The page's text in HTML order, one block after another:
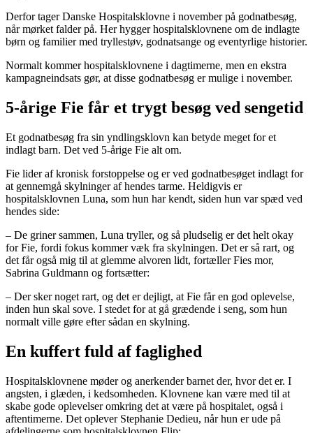
Derfor tager Danske Hospitalsklovne i november på godnatbesøg,
når mørket falder på. Her hygger hospitalsklovnene om de indlagte
børn og familier med tryllestøv, godnatsange og eventyrlige historier.
Normalt kommer hospitalsklovnene i dagtimerne, men en ekstra
kampagneindsats gør, at disse godnatbesøg er mulige i november.
5-årige Fie får et trygt besøg ved sengetid
Et godnatbesøg fra sin yndlingsklovn kan betyde meget for et
indlagt barn. Det ved 5-årige Fie alt om.
Fie lider af kronisk forstoppelse og er ved godnatbesøget indlagt for
at gennemgå skylninger af hendes tarme. Heldigvis er
hospitalsklovnen Luna, som hun har kendt, siden hun var spæd ved
hendes side:
– De griner sammen, Luna tryller, og så pludselig er det helt okay
for Fie, fordi fokus kommer væk fra skylningen. Det er så rart, og
det får også mig til at glemme alvoren lidt, fortæller Fies mor,
Sabrina Guldmann og fortsætter:
– Der sker noget rart, og det er dejligt, at Fie får en god oplevelse,
inden hun skal sove. I stedet for at gå grædende i seng, som hun
normalt ville gøre efter sådan en skylning.
En kuffert fuld af faglighed
Hospitalsklovnene møder og anerkender barnet der, hvor det er. I
angsten, i glæden, i kedsomheden. Klovnene kan være med til at
skabe gode oplevelser omkring det at være på hospitalet, også i
aftentimerne. Det oplever Stephanie Dedieu, når hun er ude på